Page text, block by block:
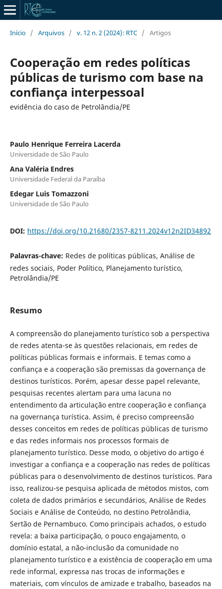
Início / Arquivos / v. 12 n. 2 (2024): RTC / Artigos
Cooperação em redes políticas
públicas de turismo com base na
confiança interpessoal
evidência do caso de Petrolândia/PE
Paulo Henrique Ferreira Lacerda
Universidade de São Paulo
Ana Valéria Endres
Universidade Federal da Paraíba
Edegar Luis Tomazzoni
Universidade de São Paulo
DOI: https://doi.org/10.21680/2357-8211.2024v12n2ID34892
Palavras-chave: Redes de políticas públicas, Análise de
redes sociais, Poder Político, Planejamento turístico,
Petrolândia/PE
Resumo
A compreensão do planejamento turístico sob a perspectiva
de redes atenta-se às questões relacionais, em redes de
políticas públicas formais e informais. E temas como a
confiança e a cooperação são premissas da governança de
destinos turísticos. Porém, apesar desse papel relevante,
pesquisas recentes alertam para uma lacuna no
entendimento da articulação entre cooperação e confiança
na governança turística. Assim, é preciso compreensão
desses conceitos em redes de políticas públicas de turismo
e das redes informais nos processos formais de
planejamento turístico. Desse modo, o objetivo do artigo é
investigar a confiança e a cooperação nas redes de políticas
públicas para o desenvolvimento de destinos turísticos. Para
isso, realizou-se pesquisa aplicada de métodos mistos, com
coleta de dados primários e secundários, Análise de Redes
Sociais e Análise de Conteúdo, no destino Petrolândia,
Sertão de Pernambuco. Como principais achados, o estudo
revela: a baixa participação, o pouco engajamento, o
domínio estatal, a não-inclusão da comunidade no
planejamento turístico e a existência de cooperação em uma
rede informal, expressa nas trocas de informações e
materiais, com vínculos de amizade e trabalho, baseados na